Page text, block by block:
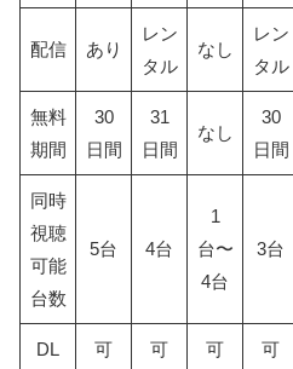
映画「キングスマン」の
映画「キングスマン」の
映画「キングスマン」の
ァース
キングスマンシリーズのあ
キングスマン
キングスマン：ゴール
配信 あり
レン
タル
なし
レン
タル
無料
期間
30
日間
31
日間
なし
30
日間
同時
視聴
可能
台数
5台 4台
1
台〜
4台
3台
DL 可 可 可 可